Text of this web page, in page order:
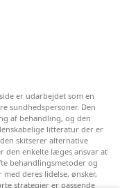
er udarbejdet som en
sundhedspersoner. Den
af behandling, og den
litteratur der er
skitserer alternative
den enkelte læges ansvar at
behandlingsmetoder og
deres lidelse, ønsker,
strategier er passende